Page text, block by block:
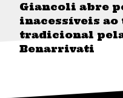
Giancoli abre
inacessíveis
tradicional
Benarrivati